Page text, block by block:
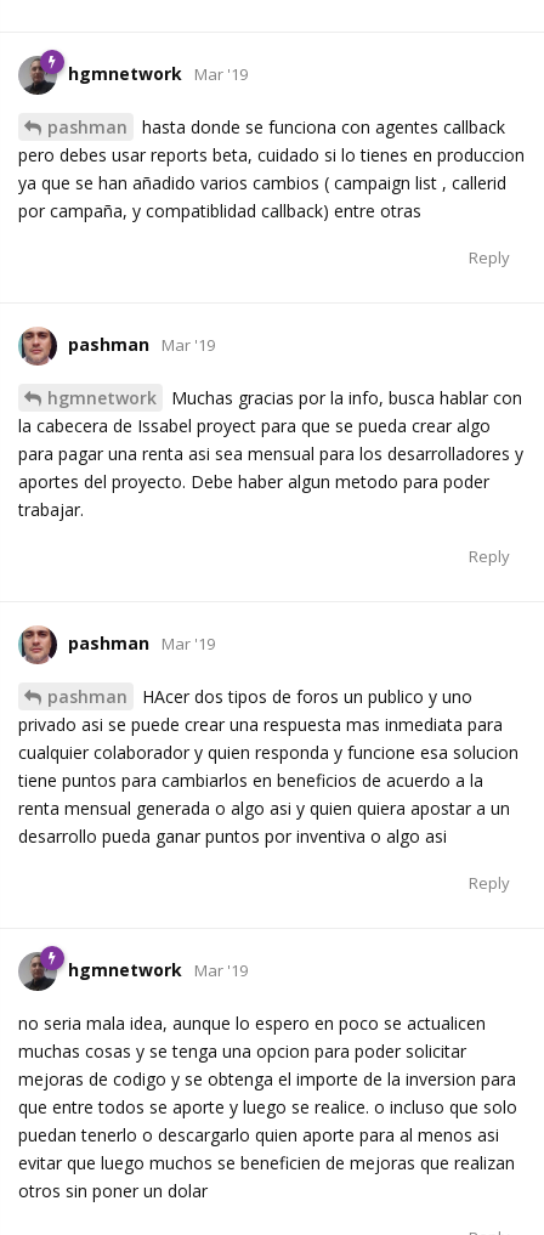
hgmnetwork Mar '19
pashman
hasta donde se funciona con agentes callback
pero debes usar reports beta, cuidado si lo tienes en produccion
ya que se han añadido varios cambios ( campaign list , callerid
por campaña, y compatiblidad callback) entre otras
Reply
pashman Mar '19
hgmnetwork
Muchas gracias por la info, busca hablar con
la cabecera de Issabel proyect para que se pueda crear algo
para pagar una renta asi sea mensual para los desarrolladores y
aportes del proyecto. Debe haber algun metodo para poder
trabajar.
Reply
pashman Mar '19
pashman
HAcer dos tipos de foros un publico y uno
privado asi se puede crear una respuesta mas inmediata para
cualquier colaborador y quien responda y funcione esa solucion
tiene puntos para cambiarlos en beneficios de acuerdo a la
renta mensual generada o algo asi y quien quiera apostar a un
desarrollo pueda ganar puntos por inventiva o algo asi
Reply
hgmnetwork Mar '19
no seria mala idea, aunque lo espero en poco se actualicen
muchas cosas y se tenga una opcion para poder solicitar
mejoras de codigo y se obtenga el importe de la inversion para
que entre todos se aporte y luego se realice. o incluso que solo
puedan tenerlo o descargarlo quien aporte para al menos asi
evitar que luego muchos se beneficien de mejoras que realizan
otros sin poner un dolar